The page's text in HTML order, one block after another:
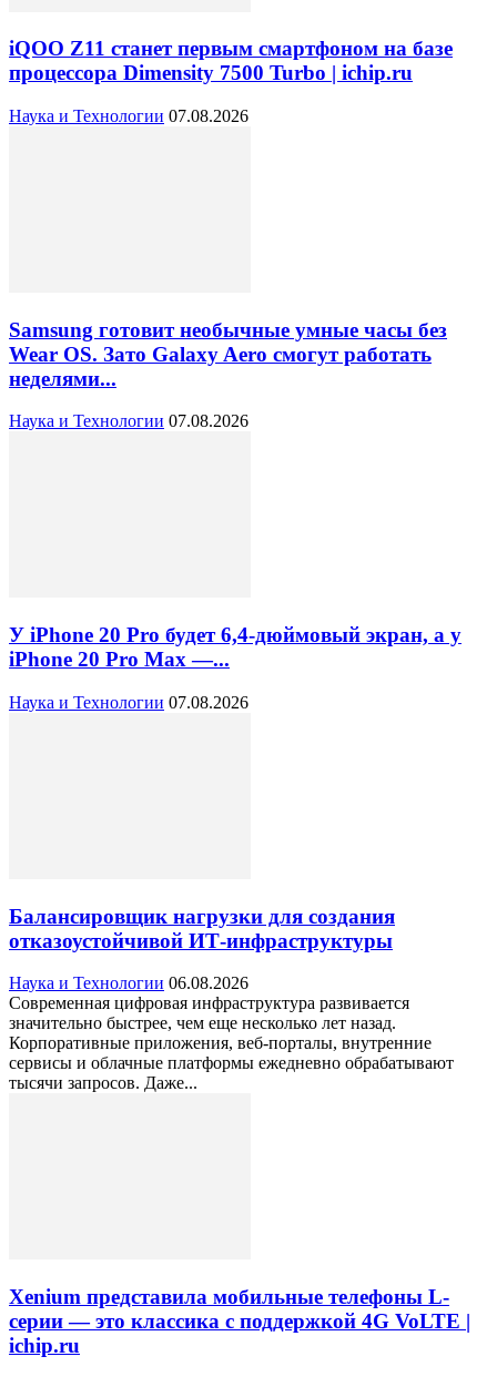
iQOO Z11 станет первым смартфоном на базе
процессора Dimensity 7500 Turbo | ichip.ru
Наука и Технологии 07.08.2026
Samsung готовит необычные умные часы без
Wear OS. Зато Galaxy Aero смогут работать
неделями...
Наука и Технологии 07.08.2026
У iPhone 20 Pro будет 6,4-дюймовый экран, а у
iPhone 20 Pro Max —...
Наука и Технологии 07.08.2026
Балансировщик нагрузки для создания
отказоустойчивой ИТ-инфраструктуры
Наука и Технологии 06.08.2026
Современная цифровая инфраструктура развивается
значительно быстрее, чем еще несколько лет назад.
Корпоративные приложения, веб-порталы, внутренние
сервисы и облачные платформы ежедневно обрабатывают
тысячи запросов. Даже...
Xenium представила мобильные телефоны L-
серии — это классика с поддержкой 4G VoLTE |
ichip.ru